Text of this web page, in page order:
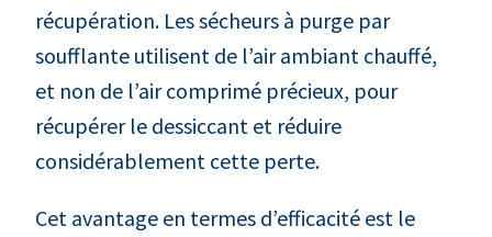
récupération. Les sécheurs à purge par
soufflante utilisent de l’air ambiant chauffé,
et non de l’air comprimé précieux, pour
récupérer le dessiccant et réduire
considérablement cette perte.
Cet avantage en termes d’efficacité est le